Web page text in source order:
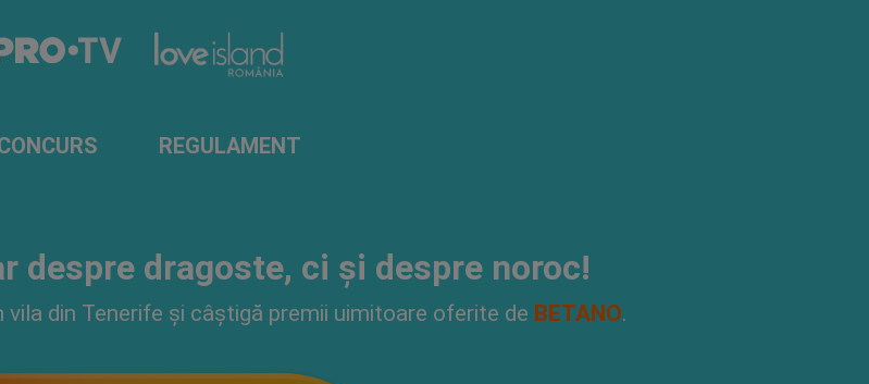
REGULAMENT
despre dragoste, ci și despre noroc!
din Tenerife și câștigă premii uimitoare oferite de BETANO.